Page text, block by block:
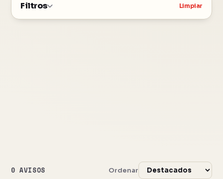
Filtros Limpiar
0 AVISOS Ordenar